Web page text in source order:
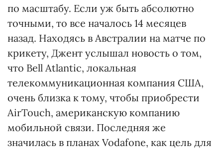
по масштабу. Если уж быть абсолютно
точными, то все началось 14 месяцев
назад. Находясь в Австралии на матче по
крикету, Джент услышал новость о том,
что Bell Atlantic, локальная
телекоммуникационная компания США,
очень близка к тому, чтобы приобрести
AirTouch, американскую компанию
мобильной связи. Последняя же
значилась в планах Vodafone, как цель для